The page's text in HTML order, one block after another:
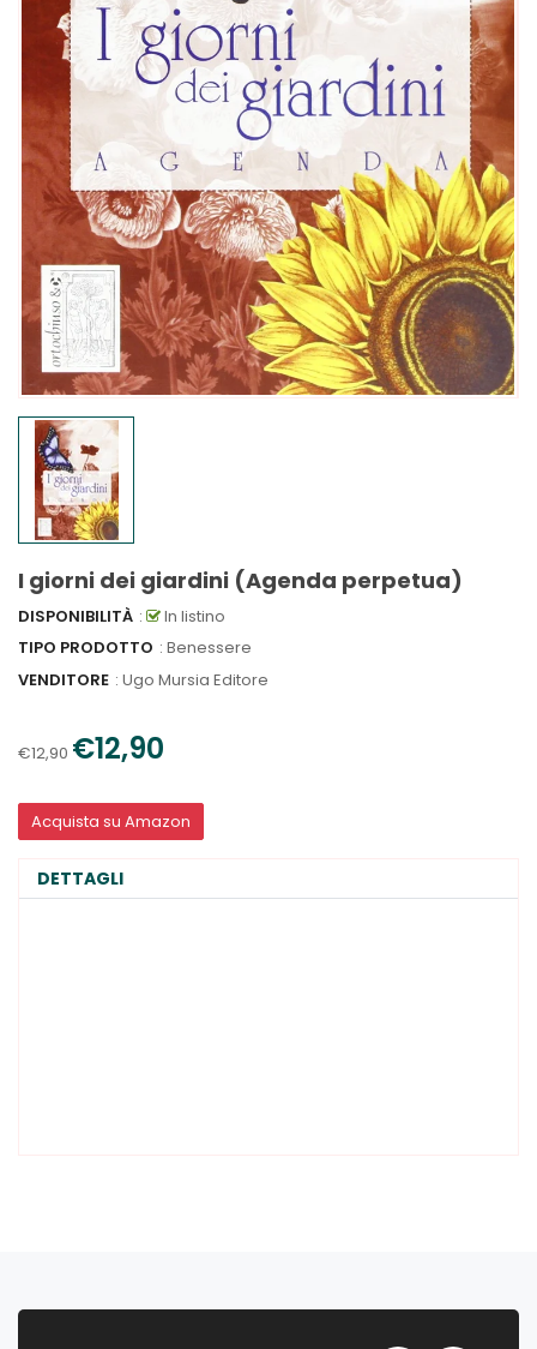
I giorni dei giardini (Agenda perpetua)
DISPONIBILITÀ :
In listino
TIPO PRODOTTO : Benessere
VENDITORE : Ugo Mursia Editore
€12,90 €12,90
Acquista su Amazon
DETTAGLI